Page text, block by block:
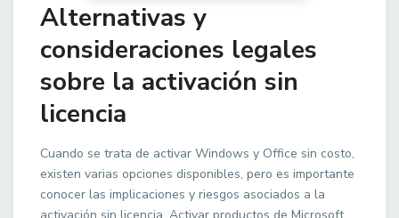
Alternativas y
consideraciones legales
sobre la activación sin
licencia
Cuando se trata de activar Windows y Office sin costo,
existen varias opciones disponibles, pero es importante
conocer las implicaciones y riesgos asociados a la